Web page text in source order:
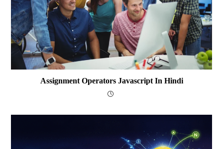
Assignment Operators Javascript In Hindi